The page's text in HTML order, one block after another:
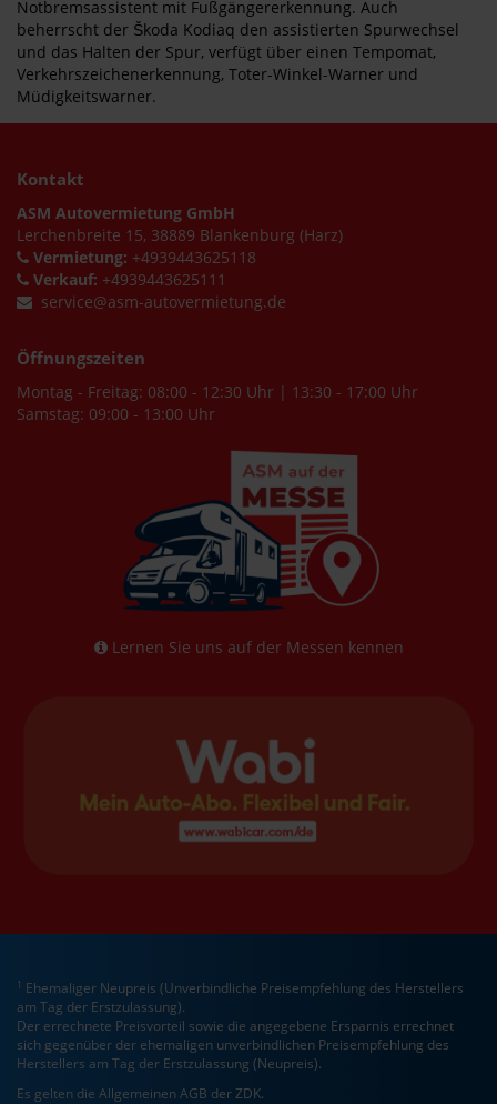
Notbremsassistent mit Fußgängererkennung. Auch
beherrscht der Škoda Kodiaq den assistierten Spurwechsel
und das Halten der Spur, verfügt über einen Tempomat,
Verkehrszeichenerkennung, Toter-Winkel-Warner und
Müdigkeitswarner.
Kontakt
ASM Autovermietung GmbH
Lerchenbreite 15, 38889 Blankenburg (Harz)
Vermietung: +4939443625118
Verkauf: +4939443625111
service@asm-autovermietung.de
Öffnungszeiten
Montag - Freitag: 08:00 - 12:30 Uhr | 13:30 - 17:00 Uhr
Samstag: 09:00 - 13:00 Uhr
Lernen Sie uns auf der Messen kennen
1 Ehemaliger Neupreis (Unverbindliche Preisempfehlung des Herstellers
am Tag der Erstzulassung).
Der errechnete Preisvorteil sowie die angegebene Ersparnis errechnet
sich gegenüber der ehemaligen unverbindlichen Preisempfehlung des
Herstellers am Tag der Erstzulassung (Neupreis).
Es gelten die Allgemeinen AGB der ZDK.